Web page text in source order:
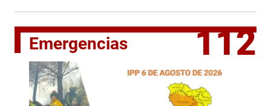
Emergencias 112